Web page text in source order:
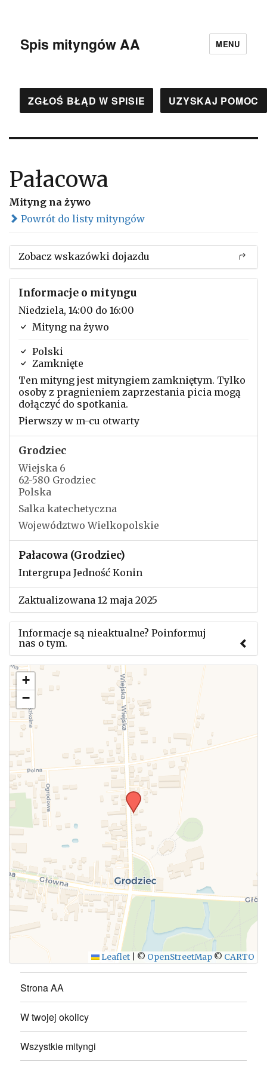
Spis mityngów AA MENU
ZGŁOŚ BŁĄD W SPISIE UZYSKAJ POMOC
Pałacowa
Mityng na żywo
Powrót do listy mityngów
Zobacz wskazówki dojazdu
Informacje o mityngu
Niedziela, 14:00 do 16:00
Mityng na żywo
Polski
Zamknięte
Ten mityng jest mityngiem zamkniętym. Tylko
osoby z pragnieniem zaprzestania picia mogą
dołączyć do spotkania.
Pierwszy w m-cu otwarty
Grodziec
Wiejska 6
62-580 Grodziec
Polska
Salka katechetyczna
Województwo Wielkopolskie
Pałacowa (Grodziec)
Intergrupa Jedność Konin
Zaktualizowana 12 maja 2025
Informacje są nieaktualne? Poinformuj
nas o tym.
Użyj tego formularza aby przesłać informację o
zmianach w powyższym mityngu.
WYŚLIJ
+
−
Leaflet © OpenStreetMap © CARTO
Strona AA
W twojej okolicy
Wszystkie mityngi